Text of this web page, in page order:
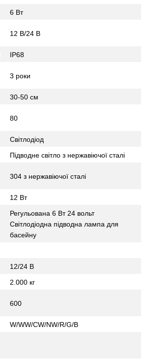
6 Вт
12 В/24 В
IP68
3 роки
30-50 см
80
Світлодіод
Підводне світло з нержавіючої сталі
304 з нержавіючої сталі
12 Вт
Регульована 6 Вт 24 вольт
Світлодіодна підводна лампа для
басейну
12/24 В
2.000 кг
600
W/WW/CW/NW/R/G/B